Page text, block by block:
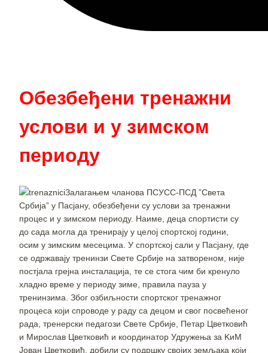
Обезбеђени тренажни
услови и у зимском
периоду
Залагањем чланова ПСУСС-ПСД ”Света
Србија” у Пасјану, обезбеђени су услови за тренажни
процес и у зимском периоду. Наиме, деца спортисти су
до сада могла да тренирају у целој спортској години,
осим у зимским месецима. У спортској сали у Пасјану, где
се одржавају тренинзи Свете Србије на затвореном, није
постјала грејна инсталација, те се стога чим би кренуло
хладно време у периоду зиме, правила пауза у
тренинзима. Због озбиљности спортског тренажног
процеса који спроводе у раду са децом и свог посвећеног
рада, тренерски педагози Свете Србије, Петар Цветковић
и Мирослав Цветковић и координатор Удружења за KиМ
Јован Цветковић, добили су подршку својих земљака који